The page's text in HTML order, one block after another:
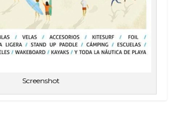
Screenshot